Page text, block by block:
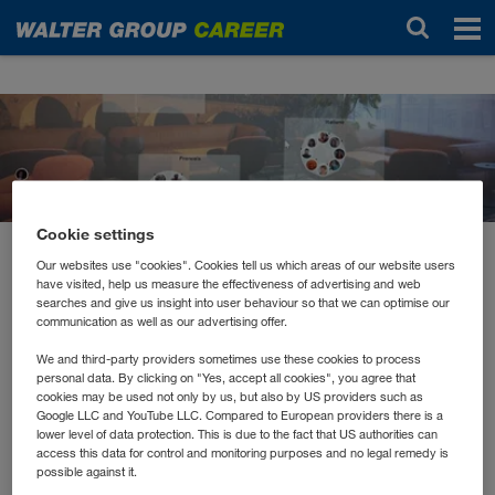
Новости
май 2021
Sprachenabende
Wir sprechen in der WALTER GROUP über 35 Sprachen.
Über 300 Kolleg*innen besuchen aktuell einen
unternehmensinternen Sprachkurs. Man merkt,Sprachen
spielen bei uns eine wichtige Rolle.Warum? Weil wir
mit unseren Kunden, Händler- und Transportpartner in
Cookie settings
Our websites use "cookies". Cookies tell us which areas of our website users
have visited, help us measure the effectiveness of advertising and web
searches and give us insight into user behaviour so that we can optimise our
communication as well as our advertising offer.
We and third-party providers sometimes use these cookies to process
personal data. By clicking on "Yes, accept all cookies", you agree that
cookies may be used not only by us, but also by US providers such as
Google LLC and YouTube LLC. Compared to European providers there is a
lower level of data protection. This is due to the fact that US authorities can
access this data for control and monitoring purposes and no legal remedy is
possible against it.